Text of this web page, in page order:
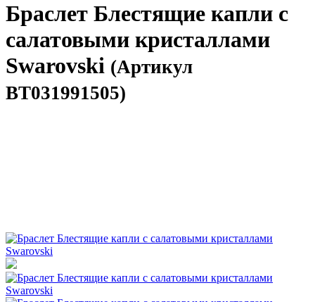
Браслет Блестящие капли с
салатовыми кристаллами
Swarovski (Артикул
BT031991505)